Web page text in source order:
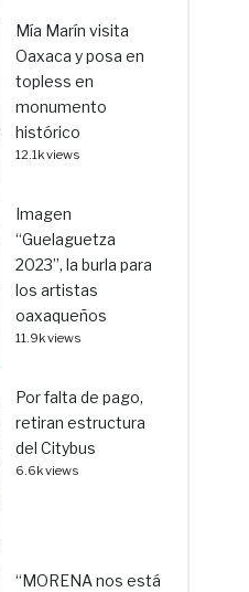
Mía Marín visita
Oaxaca y posa en
topless en
monumento
histórico
12.1k views
Imagen
“Guelaguetza
2023”, la burla para
los artistas
oaxaqueños
11.9k views
Por falta de pago,
retiran estructura
del Citybus
6.6k views
“MORENA nos está